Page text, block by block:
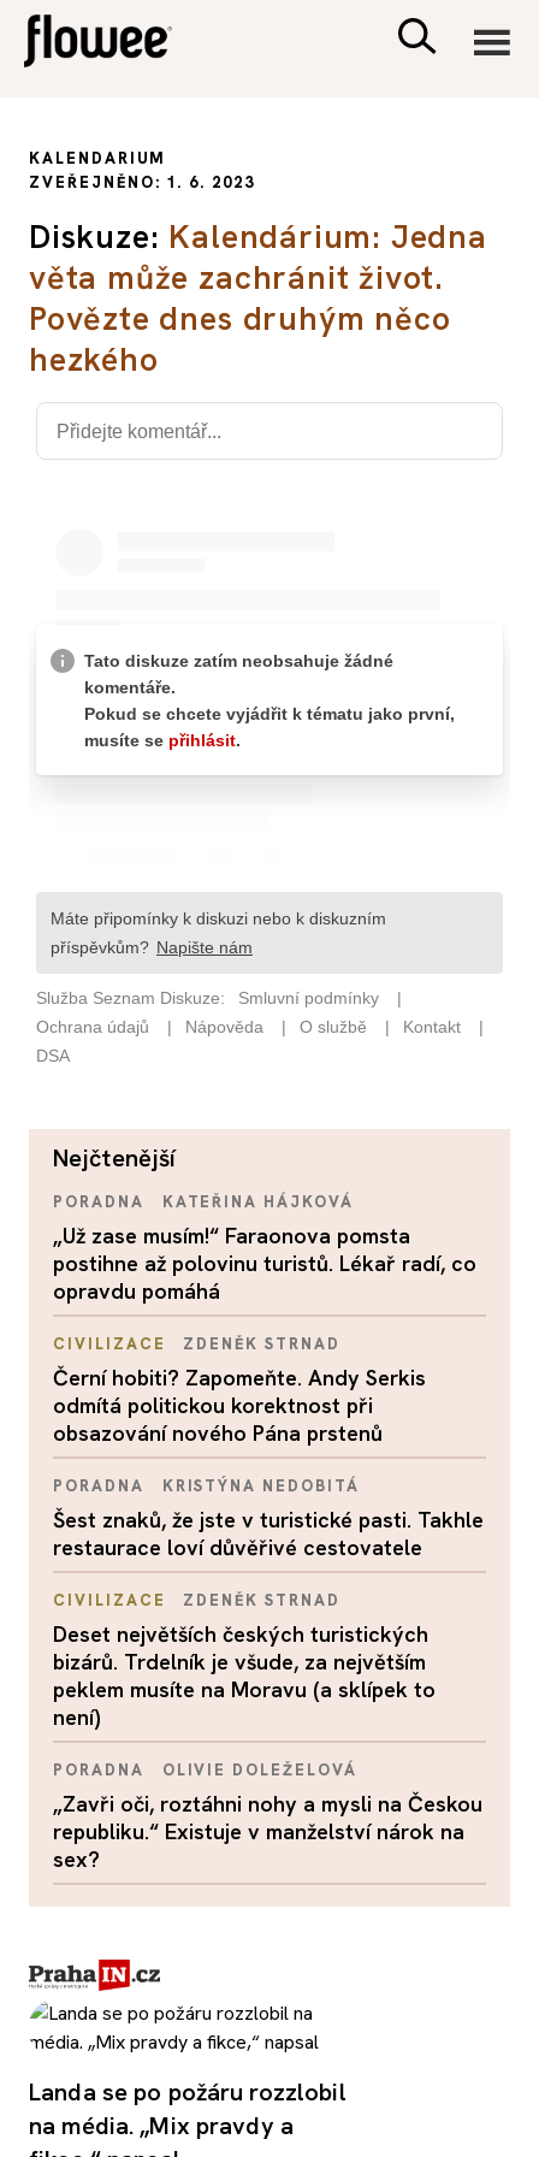
PSYCHOLOGIE
SEX A VZTAHY
KALENDARIUM
ZVEŘEJNĚNO: 1. 6. 2023
Diskuze: Kalendárium: Jedna
věta může zachránit život.
Povězte dnes druhým něco
hezkého
nejčtenější
PORADNA KATEŘINA HÁJKOVÁ
„Už zase musím!“ Faraonova pomsta
postihne až polovinu turistů. Lékař radí, co
opravdu pomáhá
CIVILIZACE ZDENĚK STRNAD
Černí hobiti? Zapomeňte. Andy Serkis
odmítá politickou korektnost při
obsazování nového Pána prstenů
PORADNA KRISTÝNA NEDOBITÁ
Šest znaků, že jste v turistické pasti. Takhle
restaurace loví důvěřivé cestovatele
CIVILIZACE ZDENĚK STRNAD
Deset největších českých turistických
bizárů. Trdelník je všude, za největším
peklem musíte na Moravu (a sklípek to
není)
PORADNA OLIVIE DOLEŽELOVÁ
„Zavři oči, roztáhni nohy a mysli na Českou
republiku.“ Existuje v manželství nárok na
sex?
Landa se po požáru rozzlobil
na média. „Mix pravdy a